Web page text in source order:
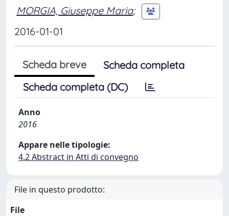
MORGIA, Giuseppe Maria;
2016-01-01
Scheda breve
Scheda completa
Scheda completa (DC)
Anno
2016
Appare nelle tipologie:
4.2 Abstract in Atti di convegno
File in questo prodotto:
File